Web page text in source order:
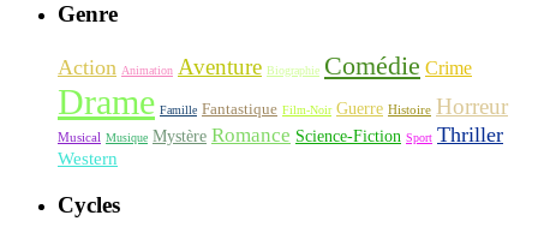
Genre
Action Animation Aventure Biographie Comédie Crime
Drame Famille Fantastique Film-Noir Guerre Histoire Horreur
Musical Musique Mystère Romance Science-Fiction Sport Thriller
Western
Cycles